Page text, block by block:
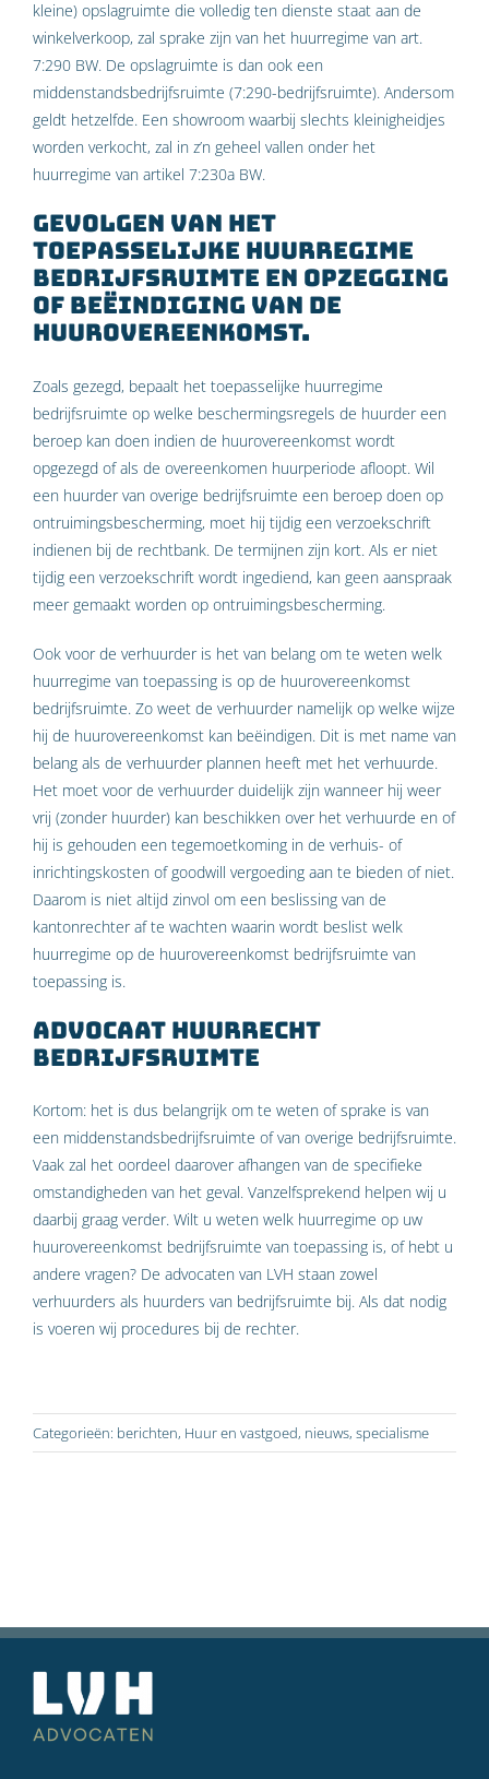
kleine) opslagruimte die volledig ten dienste staat aan de
winkelverkoop, zal sprake zijn van het huurregime van art.
7:290 BW. De opslagruimte is dan ook een
middenstandsbedrijfsruimte (7:290-bedrijfsruimte). Andersom
geldt hetzelfde. Een showroom waarbij slechts kleinigheidjes
worden verkocht, zal in z’n geheel vallen onder het
huurregime van artikel 7:230a BW.
Gevolgen van het
toepasselijke huurregime
bedrijfsruimte en opzegging
of beëindiging van de
huurovereenkomst.
Zoals gezegd, bepaalt het toepasselijke huurregime
bedrijfsruimte op welke beschermingsregels de huurder een
beroep kan doen indien de huurovereenkomst wordt
opgezegd of als de overeenkomen huurperiode afloopt. Wil
een huurder van overige bedrijfsruimte een beroep doen op
ontruimingsbescherming, moet hij tijdig een verzoekschrift
indienen bij de rechtbank. De termijnen zijn kort. Als er niet
tijdig een verzoekschrift wordt ingediend, kan geen aanspraak
meer gemaakt worden op ontruimingsbescherming.
Ook voor de verhuurder is het van belang om te weten welk
huurregime van toepassing is op de huurovereenkomst
bedrijfsruimte. Zo weet de verhuurder namelijk op welke wijze
hij de huurovereenkomst kan beëindigen. Dit is met name van
belang als de verhuurder plannen heeft met het verhuurde.
Het moet voor de verhuurder duidelijk zijn wanneer hij weer
vrij (zonder huurder) kan beschikken over het verhuurde en of
hij is gehouden een tegemoetkoming in de verhuis- of
inrichtingskosten of goodwill vergoeding aan te bieden of niet.
Daarom is niet altijd zinvol om een beslissing van de
kantonrechter af te wachten waarin wordt beslist welk
huurregime op de huurovereenkomst bedrijfsruimte van
toepassing is.
Advocaat huurrecht
bedrijfsruimte
Kortom: het is dus belangrijk om te weten of sprake is van
een middenstandsbedrijfsruimte of van overige bedrijfsruimte.
Vaak zal het oordeel daarover afhangen van de specifieke
omstandigheden van het geval. Vanzelfsprekend helpen wij u
daarbij graag verder. Wilt u weten welk huurregime op uw
huurovereenkomst bedrijfsruimte van toepassing is, of hebt u
andere vragen? De advocaten van LVH staan zowel
verhuurders als huurders van bedrijfsruimte bij. Als dat nodig
is voeren wij procedures bij de rechter.
Categorieën: berichten, Huur en vastgoed, nieuws, specialisme